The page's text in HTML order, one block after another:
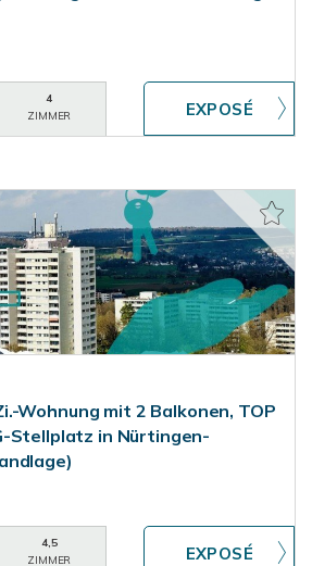
4
ZIMMER
Wohnung mit 2 Balkonen, TOP
Stellplatz in Nürtingen-
4,5
ZIMMER